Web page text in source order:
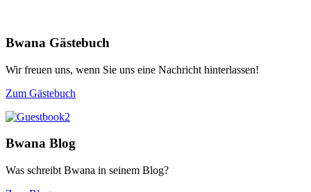
Bwana Gästebuch
Wir freuen uns, wenn Sie uns eine Nachricht hinterlassen!
Zum Gästebuch
Bwana Blog
Was schreibt Bwana in seinem Blog?